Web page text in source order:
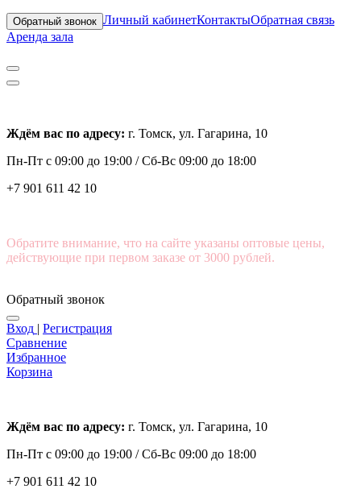
Обратный звонок Личный кабинетКонтактыОбратная связь
Аренда зала
Ждём вас по адресу: г. Томск, ул. Гагарина, 10
Пн-Пт с 09:00 до 19:00 /Сб-Вс 09:00 до 18:00
+7 901 611 42 10
Обратите внимание, что на сайте указаны оптовые цены,
действующие при первом заказе от 3000 рублей.
Обратный звонок
Вход | Регистрация
Сравнение
Избранное
Корзина
Ждём вас по адресу: г. Томск, ул. Гагарина, 10
Пн-Пт с 09:00 до 19:00 /Сб-Вс 09:00 до 18:00
+7 901 611 42 10